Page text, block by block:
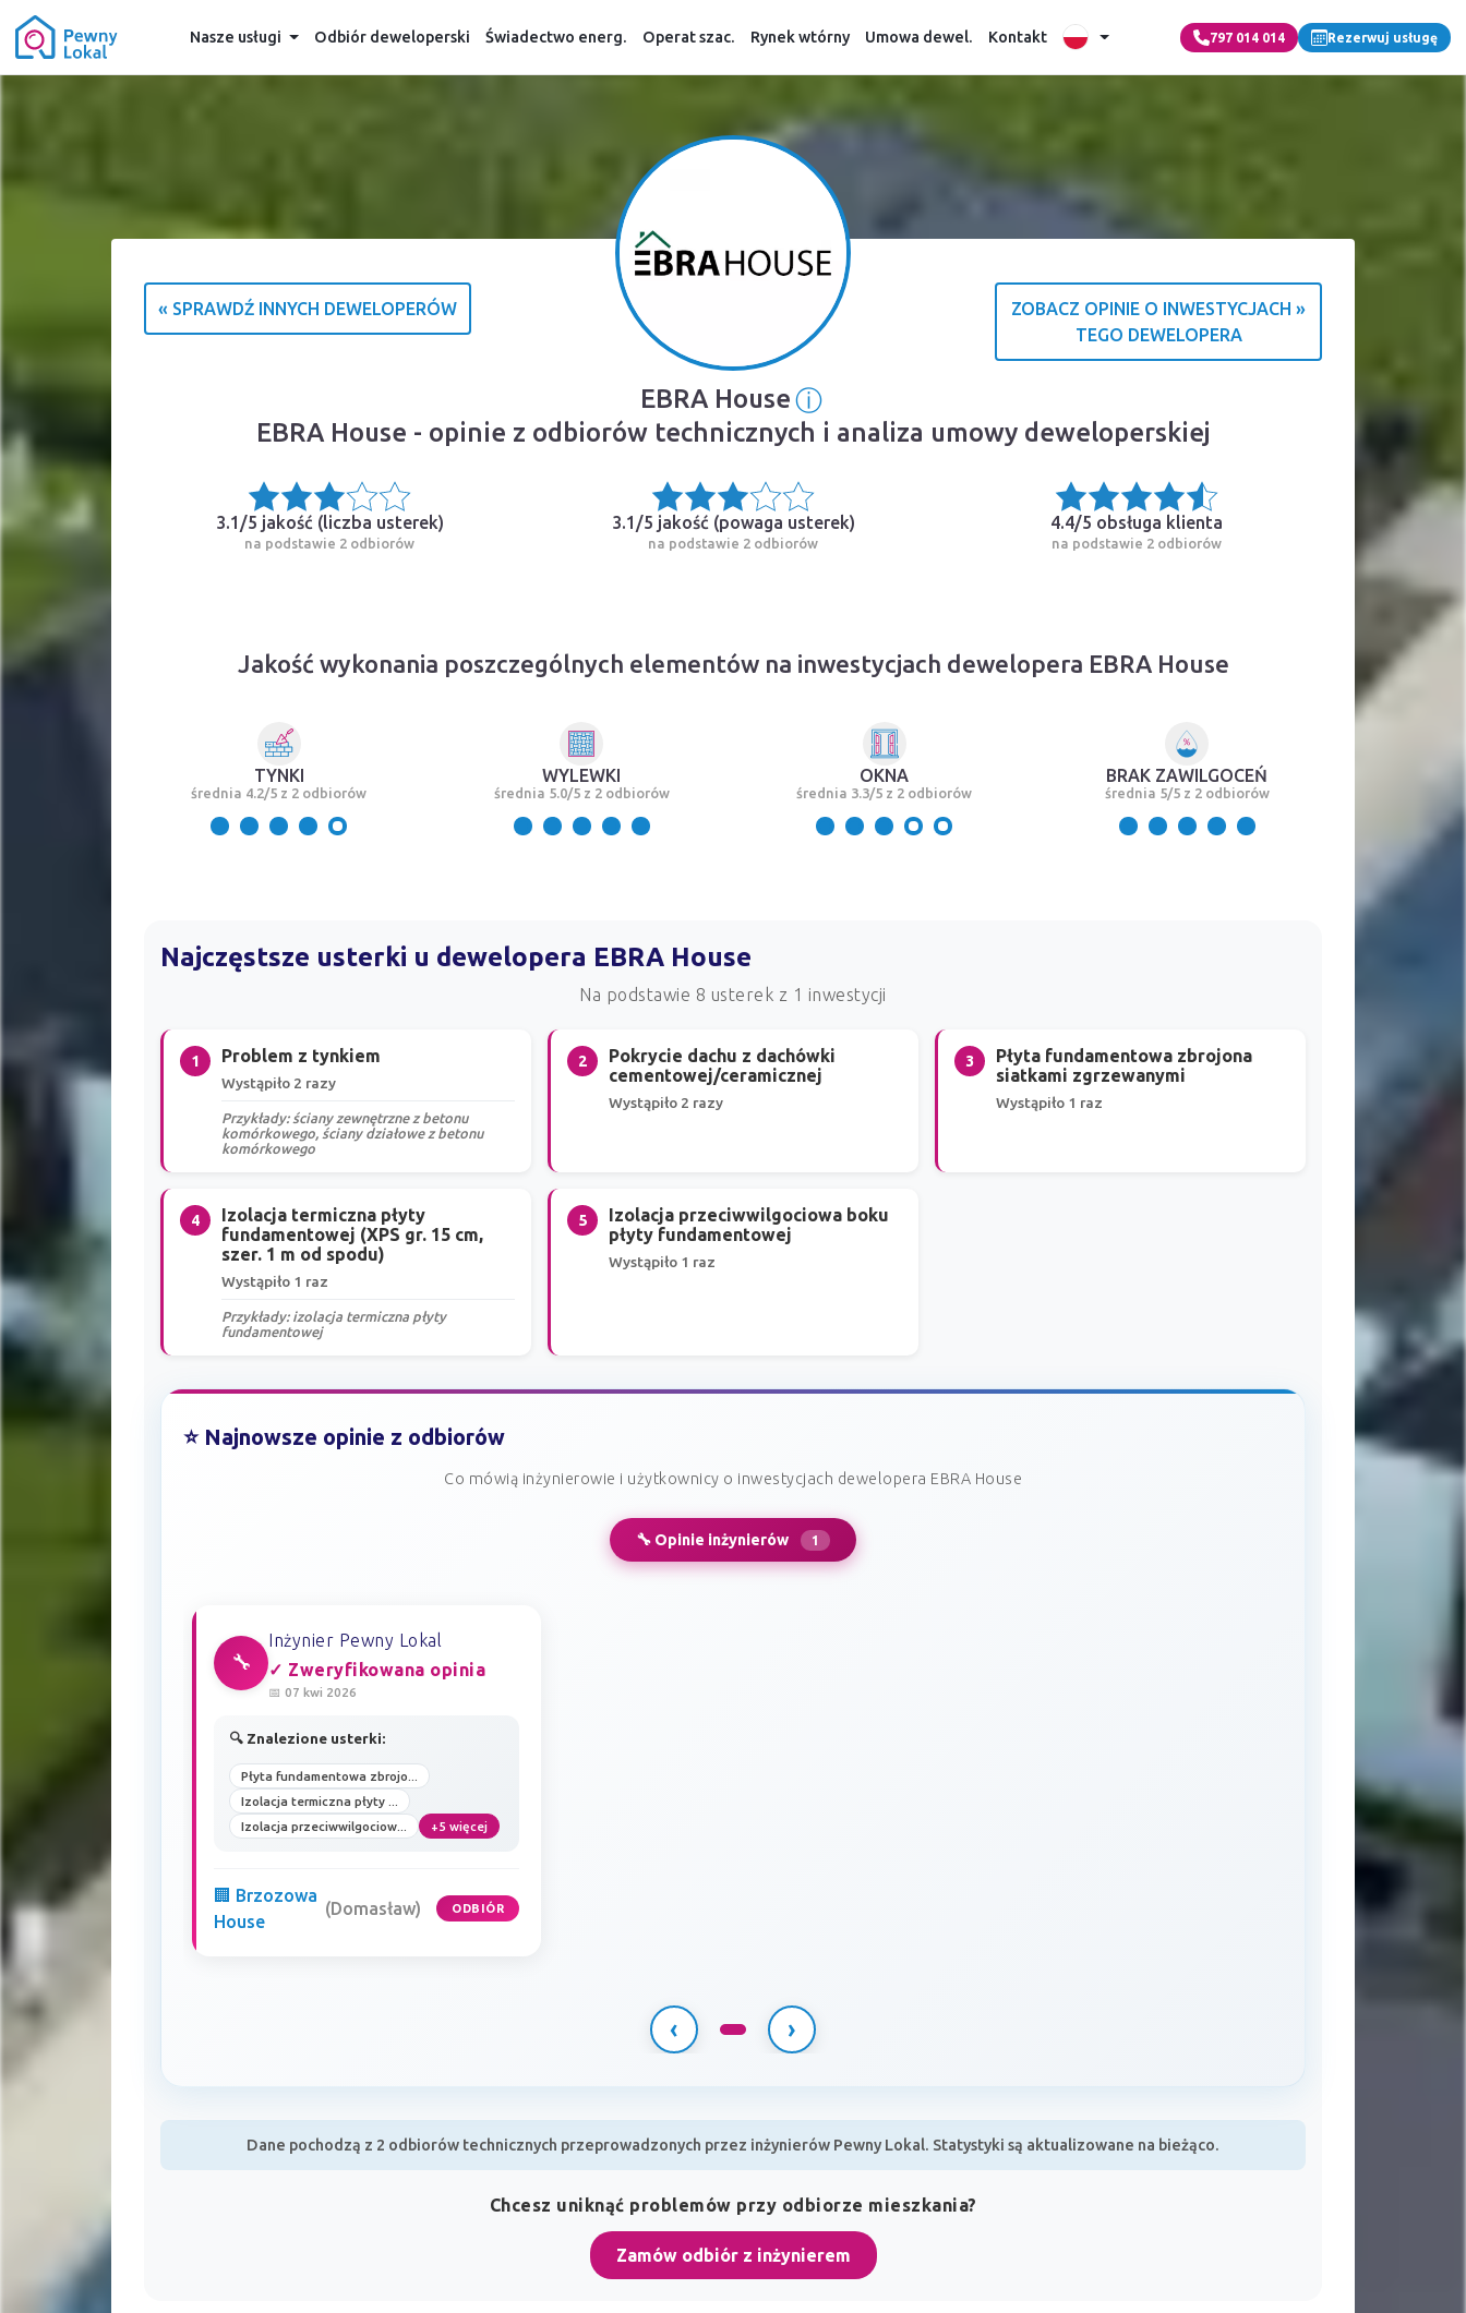
Nasze usługi Odbiór deweloperski Świadectwo energ. Operat szac. Rynek wtórny Umowa dewel. Kontakt 797 014 014 Rezerwuj usługę
« SPRAWDŹ INNYCH DEWELOPERÓW
ZOBACZ OPINIE O INWESTYCJACH »
TEGO DEWELOPERA
EBRA HouseⓘInformacja o źródle ocen
EBRA House - opinie z odbiorów technicznych i analiza umowy deweloperskiej
3.1/5 jakość (liczba usterek)
na podstawie 2 odbiorów
3.1/5 jakość (powaga usterek)
na podstawie 2 odbiorów
4.4/5 obsługa klienta
na podstawie 2 odbiorów
Jakość wykonania poszczególnych elementów na inwestycjach dewelopera EBRA House
TYNKI
średnia 4.2/5 z 2 odbiorów
WYLEWKI
średnia 5.0/5 z 2 odbiorów
OKNA
średnia 3.3/5 z 2 odbiorów
BRAK ZAWILGOCEŃ
średnia 5/5 z 2 odbiorów
Najczęstsze usterki u dewelopera EBRA House
Na podstawie 8 usterek z 1 inwestycji
1 Problem z tynkiem
Wystąpiło 2 razy
Przykłady: ściany zewnętrzne z betonu
komórkowego, ściany działowe z betonu
komórkowego
2
Pokrycie dachu z dachówki
cementowej/ceramicznej
Wystąpiło 2 razy
3
Płyta fundamentowa zbrojona
siatkami zgrzewanymi
Wystąpiło 1 raz
4
Izolacja termiczna płyty
fundamentowej (XPS gr. 15 cm,
szer. 1 m od spodu)
Wystąpiło 1 raz
Przykłady: izolacja termiczna płyty
fundamentowej
5
Izolacja przeciwwilgociowa boku
płyty fundamentowej
Wystąpiło 1 raz
⭐ Najnowsze opinie z odbiorów
Co mówią inżynierowie i użytkownicy o inwestycjach dewelopera EBRA House
🔧 Opinie inżynierów 1
🔧
Inżynier Pewny Lokal
✓ Zweryfikowana opinia
📅 07 kwi 2026
🔍 Znalezione usterki:
Płyta fundamentowa zbrojo...
Izolacja termiczna płyty ...
Izolacja przeciwwilgociow...
+5 więcej
🏢 Brzozowa
House
(Domasław) ODBIÓR
‹ ›
Dane pochodzą z 2 odbiorów technicznych przeprowadzonych przez inżynierów Pewny Lokal. Statystyki są aktualizowane na bieżąco.
Chcesz uniknąć problemów przy odbiorze mieszkania?
Zamów odbiór z inżynierem